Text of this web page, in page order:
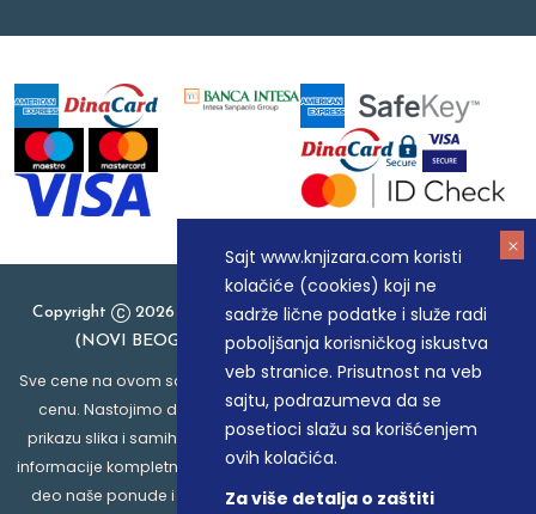
Sajt www.knjizara.com koristi
kolačiće (cookies) koji ne
sadrže lične podatke i služe radi
poboljšanja korisničkog iskustva
veb stranice. Prisutnost na veb
sajtu, podrazumeva da se
posetioci slažu sa korišćenjem
ovih kolačića.
Za više detalja o zaštiti
Copyright
2026 Knjizara.com - MAKART DOO BEOGRAD
(NOVI BEOGRAD), PIB: 105184104, MB: 20337524
Sve cene na ovom sajtu iskazane su u dinarima. PDV je uračunat u
cenu. Nastojimo da budemo što precizniji u opisu proizvoda,
prikazu slika i samih cena, ali ne možemo garantovati da su sve
informacije kompletne i bez grešaka. Svi artikli prikazani na sajtu su
deo naše ponude i ne podrazumeva da su dostupni u svakom